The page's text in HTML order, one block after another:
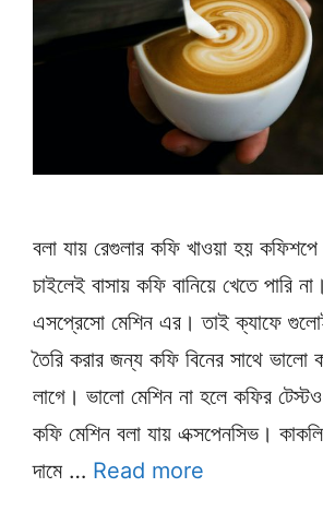
বলা যায় রেগুলার কফি খাওয়া হয়
চাইলেই বাসায় কফি বানিয়ে খেতে পারি
এসপ্রেসো মেশিন এর। তাই ক্যাফে
তৈরি করার জন্য কফি বিনের সাথে ভালো
লাগে। ভালো মেশিন না হলে কফির
কফি মেশিন বলা যায় এক্সপেনসিভ। কাকলি
দামে … Read more